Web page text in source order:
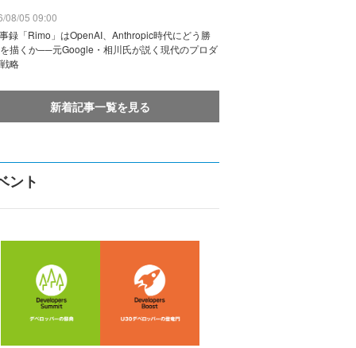
08/05 09:00
録「Rimo」はOpenAI、Anthropic時代にどう勝
描くか──元Google・相川氏が説く現代のプロダ
略
新着記事一覧を見る
ント